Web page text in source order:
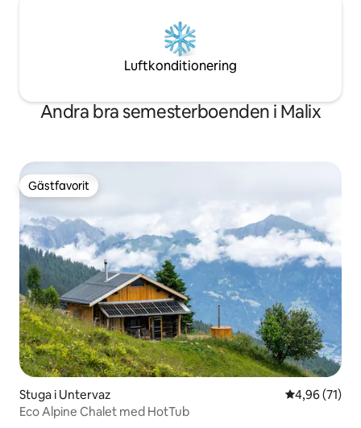
Luftkonditionering
Andra bra semesterboenden i Malix
Gästfavorit
Gästfavorit
Stuga i Untervaz 4,96 av 5 i
4,96 (71)
Eco Alpine Chalet med HotTub